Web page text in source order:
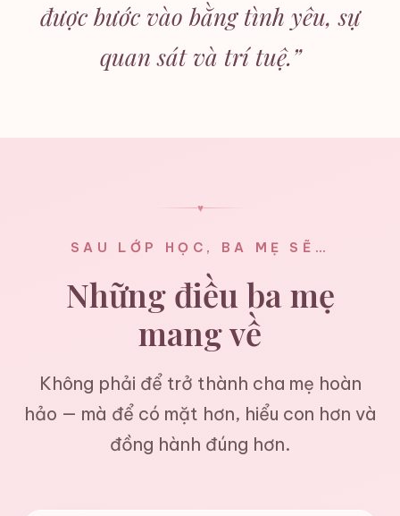
được bước vào bằng tình yêu, sự
quan sát và trí tuệ.”
♥
SAU LỚP HỌC, BA MẸ SẼ…
Những điều ba mẹ
mang về
Không phải để trở thành cha mẹ hoàn
hảo — mà để có mặt hơn, hiểu con hơn và
đồng hành đúng hơn.